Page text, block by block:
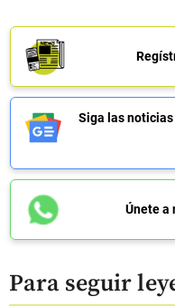
Siga las noticias
Únete a
Para seguir